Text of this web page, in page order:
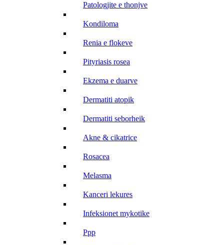
patologjite e thonjve
kondiloma
renia e flokeve
pityriasis rosea
ekzema e duarve
dermatiti atopik
dermatiti seborheik
akne & cikatrice
rosacea
melasma
kanceri lekures
infeksionet mykotike
ppp